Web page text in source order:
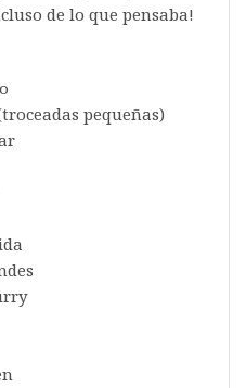
de lo que pensaba!
pequeñas)